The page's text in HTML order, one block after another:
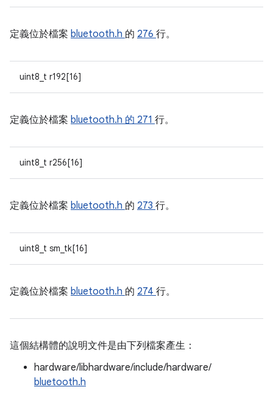
定義位於檔案 bluetooth.h 的 276 行。
uint8_t r192[16]
定義位於檔案 bluetooth.h 的 271 行。
uint8_t r256[16]
定義位於檔案 bluetooth.h 的 273 行。
uint8_t sm_tk[16]
定義位於檔案 bluetooth.h 的 274 行。
這個結構體的說明文件是由下列檔案產生：
hardware/libhardware/include/hardware/
bluetooth.h